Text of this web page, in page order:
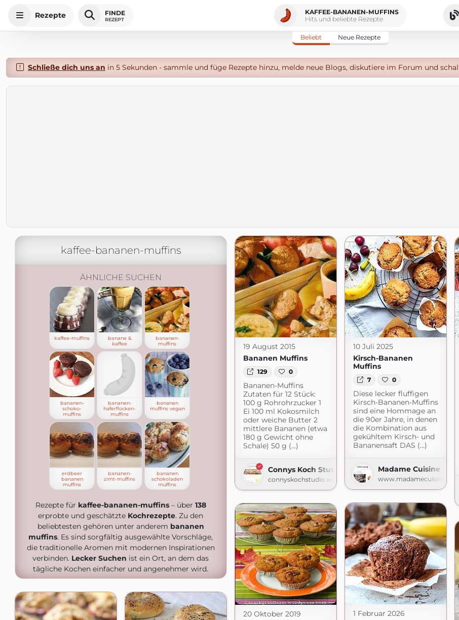
Rezepte FINDE
REZEPT
KAFFEE-BANANEN-MUFFINS
Hits und beliebte Rezepte
Beliebt Neue Rezepte
Schließe dich uns an in 5 Sekunden - sammle und füge Rezepte hinzu, melde neue Blogs, diskutiere im Forum und
kaffee-bananen-muffins
ÄHNLICHE SUCHEN
kaffee-muffins
banane &
kaffee
bananen-
muffins
bananen-
schoko-
muffins
bananen-
haferflocken-
muffins
bananen
muffins vegan
erdbeer
bananen
muffins
bananen-
zimt-muffins
bananen
schokoladen
muffins
Rezepte für kaffee-bananen-muffins– über 138
erprobte und geschätzte Kochrezepte. Zu den
beliebtesten gehören unter anderem bananen
muffins. Es sind sorgfältig ausgewählte Vorschläge,
die traditionelle Aromen mit modernen Inspirationen
verbinden. Lecker Suchen ist ein Ort, an dem das
tägliche Kochen einfacher und angenehmer wird.
19 August 2015
Bananen Muffins
129 0
Bananen-Muffins
Zutaten für 12 Stück:
100 g Rohrohrzucker 1
Ei 100 ml Kokosmilch
oder weiche Butter 2
mittlere Bananen (etwa
180 g Gewicht ohne
Schale) 50 g (...)
Connys Koch Studio
connyskochstudio.wordpress.com
10 Juli 2025
Kirsch-Bananen
Muffins
7 0
Diese lecker fluffigen
Kirsch-Bananen-Muffins
sind eine Hommage an
die 90er Jahre, in denen
die Kombination aus
gekühltem Kirsch- und
Bananensaft DAS (...)
Madame Cuisine
www.madamecuisine.de
1 Februar 2026
20 Oktober 2019